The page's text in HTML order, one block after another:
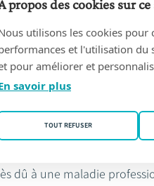
vous êtes mieux protégé en
: l’usufruit de
appelée la réserve . Il
vous avez un devoir
à une pension
recevoir un certain
dû à une maladie
propos des cookies sur
utilisons les cookies
et l'utilisation du
pour améliorer et
savoir plus
TOUT REFUSER